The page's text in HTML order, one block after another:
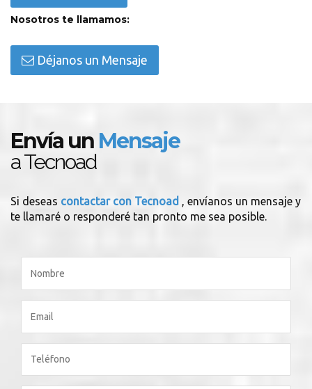
Nosotros te llamamos:
Déjanos un Mensaje
Envía un Mensaje
a Tecnoad
Si deseas contactar con Tecnoad , envíanos un mensaje y
te llamaré o responderé tan pronto me sea posible.